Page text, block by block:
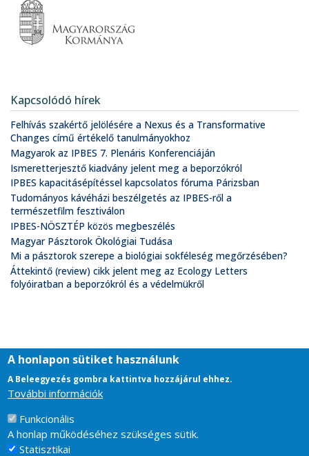
Kapcsolódó hírek
Felhívás szakértő jelölésére a Nexus és a Transformative
Changes című értékelő tanulmányokhoz
Magyarok az IPBES 7. Plenáris Konferenciáján
Ismeretterjesztő kiadvány jelent meg a beporzókról
IPBES kapacitásépítéssel kapcsolatos fóruma Párizsban
Tudományos kávéházi beszélgetés az IPBES-ről a
természetfilm fesztiválon
IPBES-NÖSZTÉP közös megbeszélés
Magyar Pásztorok Ökológiai Tudása
Mi a pásztorok szerepe a biológiai sokféleség megőrzésében?
Áttekintő (review) cikk jelent meg az Ecology Letters
folyóiratban a beporzókról és a védelmükről
Footer
Impresszum
Támogatás
A honlapon sütiket használunk
A Beleegyezés gombra kattintva hozzájárul ehhez.
További információk
Funkcionális
A honlap működéséhez szükséges sütik.
Statisztikai